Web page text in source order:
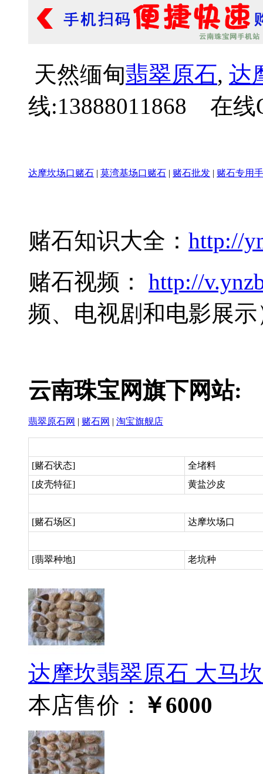
天然缅甸翡翠原石, 达
线:13888011868 在线
达摩坎场口赌石 | 莫湾基场口赌石 | 赌石批发 | 赌石专用
赌石知识大全： http://
赌石视频： http://
频、电视剧和电影展示
云南珠宝网旗下网站:
翡翠原石网 | 赌石网 | 淘宝旗舰店
[赌石状态]
全堵料
[皮壳特征]
黄盐沙皮
[赌石场区] 达摩坎场口
[翡翠种地] 老坑种
达摩坎翡翠原石 大马
本店售价：
￥6000